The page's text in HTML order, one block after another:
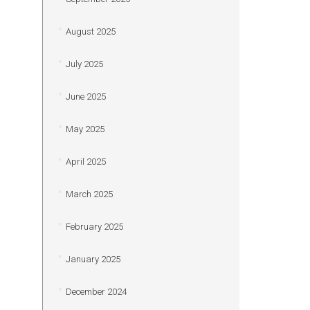
August 2025
July 2025
June 2025
May 2025
April 2025
March 2025
February 2025
January 2025
December 2024